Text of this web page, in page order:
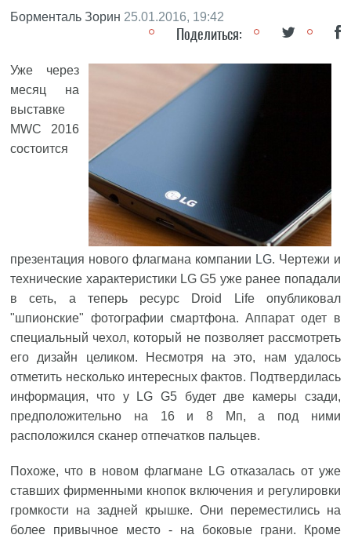
Борменталь Зорин 25.01.2016, 19:42
Поделиться:
Уже через
месяц на
выставке
MWC 2016
состоится
презентация нового флагмана компании LG. Чертежи и
технические характеристики LG G5 уже ранее попадали
в сеть, а теперь ресурс Droid Life опубликовал
"шпионские" фотографии смартфона. Аппарат одет в
специальный чехол, который не позволяет рассмотреть
его дизайн целиком. Несмотря на это, нам удалось
отметить несколько интересных фактов. Подтвердилась
информация, что у LG G5 будет две камеры сзади,
предположительно на 16 и 8 Мп, а под ними
расположился сканер отпечатков пальцев.
Похоже, что в новом флагмане LG отказалась от уже
ставших фирменными кнопок включения и регулировки
громкости на задней крышке. Они переместились на
более привычное место - на боковые грани. Кроме